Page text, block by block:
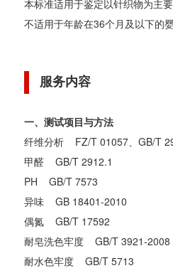
本标准适用于鉴定以针织物为主
不适用于年龄在36个月及以下的婴
服务内容
一、测试项目与方法
纤维分析 FZ/T 01057、GB/T
甲醛 GB/T 2912.1
PH GB/T 7573
异味 GB 18401-2010
偶氮 GB/T 17592
耐皂洗色牢度 GB/T 3921-2008
耐水色牢度 GB/T 5713